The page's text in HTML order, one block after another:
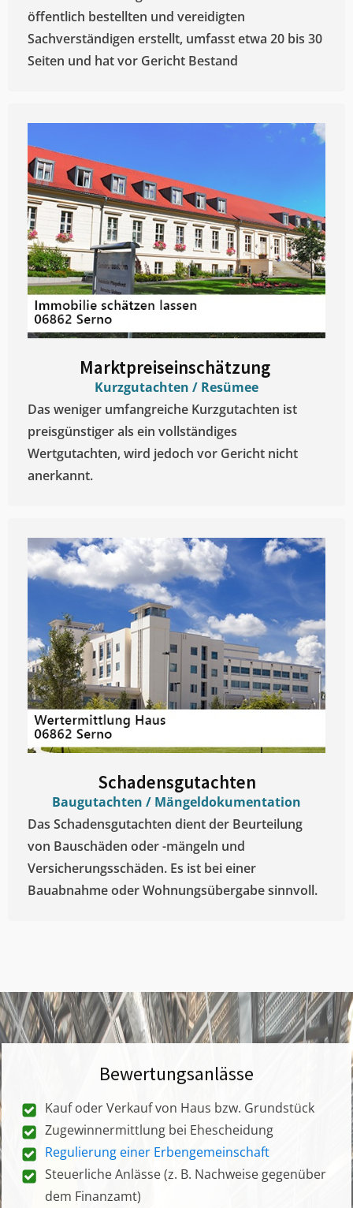
öffentlich bestellten und vereidigten
Sachverständigen erstellt, umfasst etwa 20 bis 30
Seiten und hat vor Gericht Bestand
Marktpreiseinschätzung ​
Kurzgutachten / Resümee
Das weniger umfangreiche Kurzgutachten ist
preisgünstiger als ein vollständiges
Wertgutachten, wird jedoch vor Gericht nicht
anerkannt.
Schadensgutachten
Baugutachten / Mängeldokumentation
Das Schadensgutachten dient der Beurteilung
von Bauschäden oder -mängeln und
Versicherungsschäden. Es ist bei einer
Bauabnahme oder Wohnungsübergabe sinnvoll.
Bewertungsanlässe
Kauf oder Verkauf von Haus bzw. Grundstück
Zugewinnermittlung bei Ehescheidung
Regulierung einer Erbengemeinschaft
Steuerliche Anlässe (z. B. Nachweise gegenüber
dem Finanzamt)